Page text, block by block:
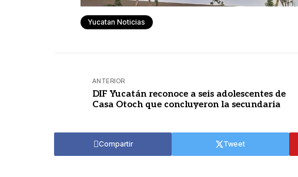
Yucatan Noticias
ANTERIOR
DIF Yucatán reconoce a seis adolescentes de
Casa Otoch que concluyeron la secundaria
Compartir Tweet